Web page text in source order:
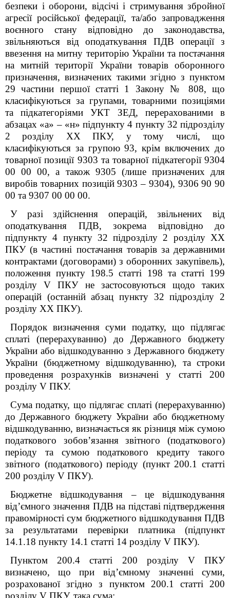
безпеки і оборони, відсічі і стримування збройної
агресії російської федерації, та/або запровадження
воєнного стану відповідно до законодавства,
звільняються від оподаткування ПДВ операції з
ввезення на митну територію України та постачання
на митній території України товарів оборонного
призначення, визначених такими згідно з пунктом
29 частини першої статті 1 Закону № 808, що
класифікуються за групами, товарними позиціями
та підкатегоріями УКТ ЗЕД, перерахованими в
абзацах «а» – «н» підпункту 4 пункту 32 підрозділу
2 розділу XX ПКУ, у тому числі, що
класифікуються за групою 93, крім включених до
товарної позиції 9303 та товарної підкатегорії 9304
00 00 00, а також 9305 (лише призначених для
виробів товарних позицій 9303 – 9304), 9306 90 90
00 та 9307 00 00 00.
У разі здійснення операцій, звільнених від
оподаткування ПДВ, зокрема відповідно до
підпункту 4 пункту 32 підрозділу 2 розділу XX
ПКУ (в частині постачання товарів за державними
контрактами (договорами) з оборонних закупівель),
положення пункту 198.5 статті 198 та статті 199
розділу V ПКУ не застосовуються щодо таких
операцій (останній абзац пункту 32 підрозділу 2
розділу XX ПКУ).
Порядок визначення суми податку, що підлягає
сплаті (перерахуванню) до Державного бюджету
України або відшкодуванню з Державного бюджету
України (бюджетному відшкодуванню), та строки
проведення розрахунків визначені у статті 200
розділу V ПКУ.
Сума податку, що підлягає сплаті (перерахуванню)
до Державного бюджету України або бюджетному
відшкодуванню, визначається як різниця між сумою
податкового зобов’язання звітного (податкового)
періоду та сумою податкового кредиту такого
звітного (податкового) періоду (пункт 200.1 статті
200 розділу V ПКУ).
Бюджетне відшкодування – це відшкодування
від’ємного значення ПДВ на підставі підтвердження
правомірності сум бюджетного відшкодування ПДВ
за результатами перевірки платника (підпункт
14.1.18 пункту 14.1 статті 14 розділу V ПКУ).
Пунктом 200.4 статті 200 розділу V ПКУ
визначено, що при від’ємному значенні суми,
розрахованої згідно з пунктом 200.1 статті 200
розділу V ПКУ, така сума: